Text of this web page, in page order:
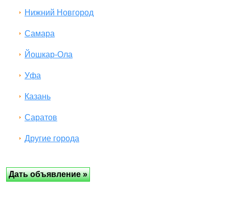
Нижний Новгород
Самара
Йошкар-Ола
Уфа
Казань
Саратов
Другие города